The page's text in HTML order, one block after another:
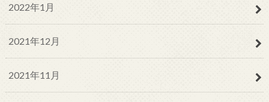
2022年1月
2021年12月
2021年11月